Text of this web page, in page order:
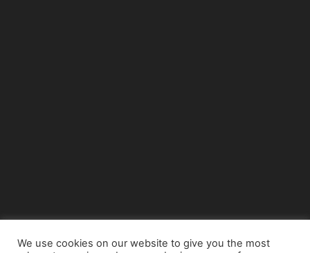
We use cookies on our website to give you the most